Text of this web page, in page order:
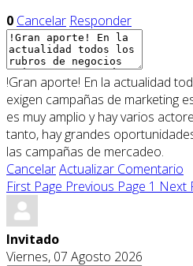
0 Cancelar Responder
!Gran aporte! En la actualidad
exigen campañas de marketing
es muy amplio y hay varios
tanto, hay grandes
las campañas de mercadeo.
CancelarActualizar Comentario
First Page Previous Page 1 Next
Invitado
Viernes, 07 Agosto 2026